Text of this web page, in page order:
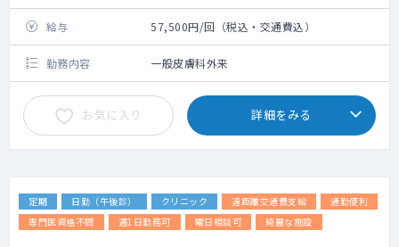
給与 57,500円/回（税込・交通費込）
勤務内容 一般皮膚科外来
お気に入り 詳細をみる
定期 日勤（午後診） クリニック 遠距離交通費支給
通勤便利
専門医資格不問
週1日勤務可 曜日相談可 綺麗な施設